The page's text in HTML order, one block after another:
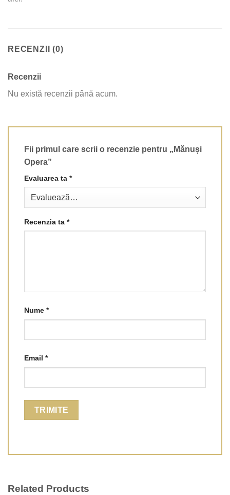
RECENZII (0)
Recenzii
Nu există recenzii până acum.
Fii primul care scrii o recenzie pentru „Mănuși
Opera”
Evaluarea ta *
Recenzia ta *
Nume *
Email *
Related Products